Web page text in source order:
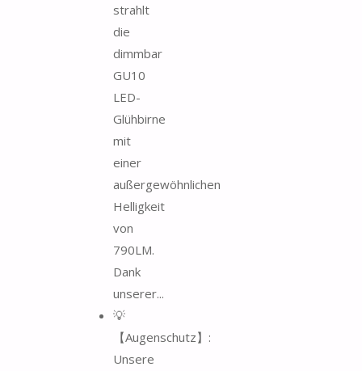
strahlt
die
dimmbar
GU10
LED-
Glühbirne
mit
einer
außergewöhnlichen
Helligkeit
von
790LM.
Dank
unserer...
💡
【Augenschutz】:
Unsere